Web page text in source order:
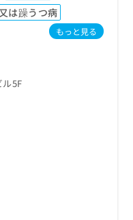
は躁うつ病
もっと見る
5F